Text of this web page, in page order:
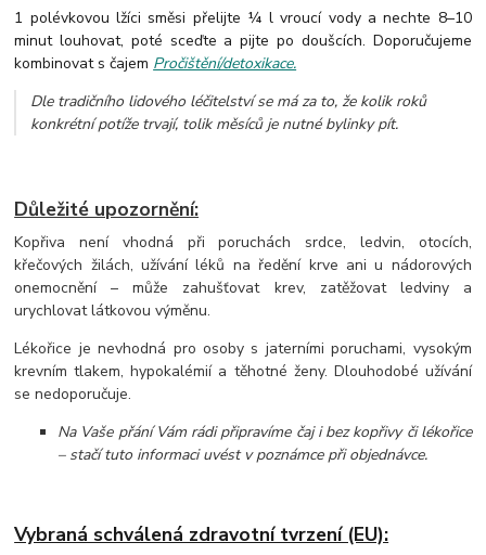
1 polévkovou lžíci směsi přelijte ¼ l vroucí vody a nechte 8–10
minut louhovat, poté sceďte a pijte po doušcích. Doporučujeme
kombinovat s čajem Pročištění/detoxikace.
Dle tradičního lidového léčitelství se má za to, že kolik roků
konkrétní potíže trvají, tolik měsíců je nutné bylinky pít.
Důležité upozornění:
Kopřiva není vhodná při poruchách srdce, ledvin, otocích,
křečových žilách, užívání léků na ředění krve ani u nádorových
onemocnění – může zahušťovat krev, zatěžovat ledviny a
urychlovat látkovou výměnu.
Lékořice je nevhodná pro osoby s jaterními poruchami, vysokým
krevním tlakem, hypokalémií a těhotné ženy. Dlouhodobé užívání
se nedoporučuje.
Na Vaše přání Vám rádi připravíme čaj i bez kopřivy či lékořice
– stačí tuto informaci uvést v poznámce při objednávce.
Vybraná schválená zdravotní tvrzení (EU):